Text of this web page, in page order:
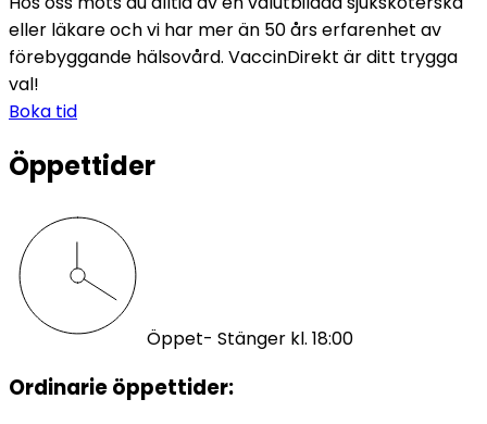
eller läkare och vi har mer än 50 års erfarenhet av
förebyggande hälsovård. VaccinDirekt är ditt trygga
val!
Boka tid
Öppettider
Öppet- Stänger kl. 18:00
Ordinarie öppettider: